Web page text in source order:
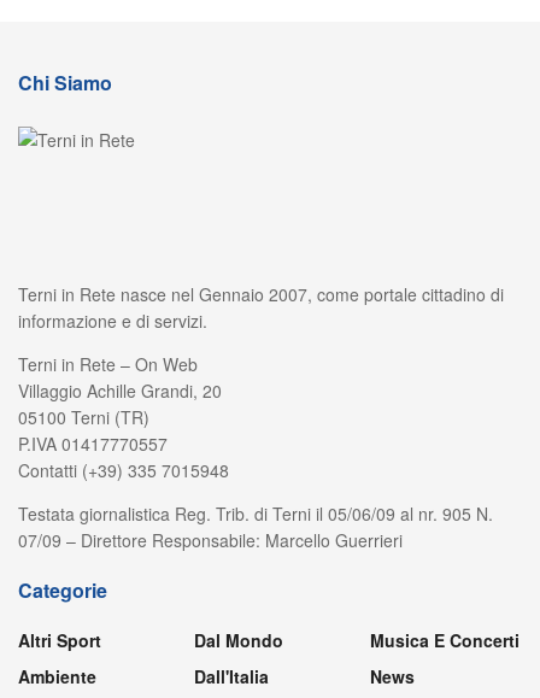
Chi Siamo
Terni in Rete nasce nel Gennaio 2007, come portale cittadino di
informazione e di servizi.
Terni in Rete – On Web
Villaggio Achille Grandi, 20
05100 Terni (TR)
P.IVA 01417770557
Contatti (+39) 335 7015948
Testata giornalistica Reg. Trib. di Terni il 05/06/09 al nr. 905 N.
07/09 – Direttore Responsabile: Marcello Guerrieri
Categorie
Altri Sport
Ambiente
Dal Mondo
Dall'Italia
Musica E Concerti
News